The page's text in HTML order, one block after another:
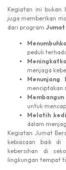
Kegiatan ini bukan
juga memberikan
dari program Jumat
peduli
menjaga
Menunjang
menciptakan
untuk
Melatih
dalam
Kegiatan Jumat
kebiasaan baik di
kebersihan di
lingkungan tempat